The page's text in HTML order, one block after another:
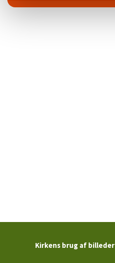
Kirkens brug af billeder